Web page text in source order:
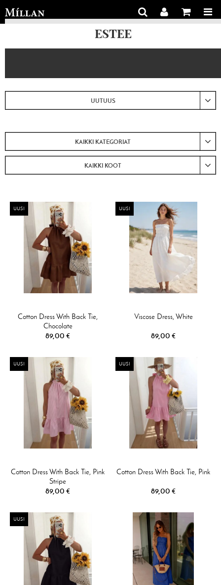
ESTEE
UUTUUS
KAIKKI KATEGORIAT
KAIKKI KOOT
UUSI
Cotton Dress With Back Tie,
Chocolate
89,00 €
UUSI
Viscose Dress, White
89,00 €
UUSI
Cotton Dress With Back Tie, Pink
Stripe
89,00 €
UUSI
Cotton Dress With Back Tie, Pink
89,00 €
UUSI